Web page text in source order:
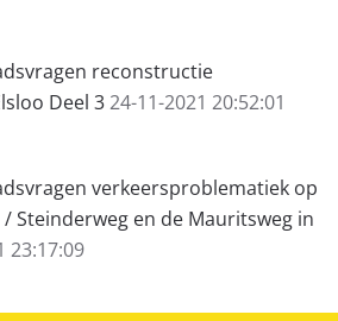
reconstructie
Deel 324-11-2021 20:52:01
verkeersproblematiek op
Steinderweg en de Mauritsweg in
23:17:09